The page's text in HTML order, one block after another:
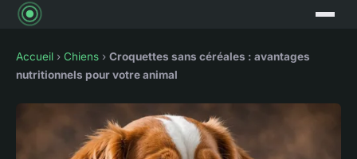
Accueil › Chiens › Croquettes sans céréales : avantages
nutritionnels pour votre animal